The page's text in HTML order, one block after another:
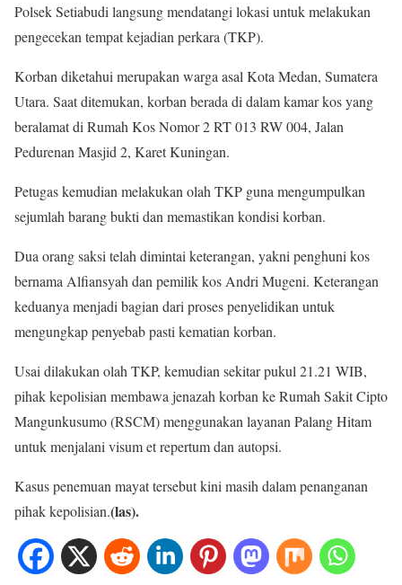
Polsek Setiabudi langsung mendatangi lokasi untuk melakukan
pengecekan tempat kejadian perkara (TKP).
Korban diketahui merupakan warga asal Kota Medan, Sumatera
Utara. Saat ditemukan, korban berada di dalam kamar kos yang
beralamat di Rumah Kos Nomor 2 RT 013 RW 004, Jalan
Pedurenan Masjid 2, Karet Kuningan.
Petugas kemudian melakukan olah TKP guna mengumpulkan
sejumlah barang bukti dan memastikan kondisi korban.
Dua orang saksi telah dimintai keterangan, yakni penghuni kos
bernama Alfiansyah dan pemilik kos Andri Mugeni. Keterangan
keduanya menjadi bagian dari proses penyelidikan untuk
mengungkap penyebab pasti kematian korban.
Usai dilakukan olah TKP, kemudian sekitar pukul 21.21 WIB,
pihak kepolisian membawa jenazah korban ke Rumah Sakit Cipto
Mangunkusumo (RSCM) menggunakan layanan Palang Hitam
untuk menjalani visum et repertum dan autopsi.
Kasus penemuan mayat tersebut kini masih dalam penanganan
pihak kepolisian.(las).